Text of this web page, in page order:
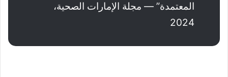
المعتمدة” — مجلة الإمارات الصحية،
2024